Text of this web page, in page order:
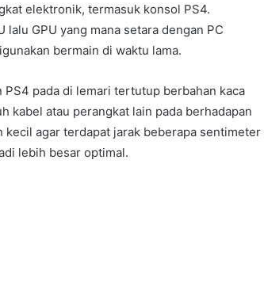
elektronik, termasuk konsol PS4.
lalu GPU yang mana setara dengan PC
bermain di waktu lama.
pada di lemari tertutup berbahan kaca
kabel atau perangkat lain pada berhadapan
agar terdapat jarak beberapa sentimeter
lebih besar optimal.